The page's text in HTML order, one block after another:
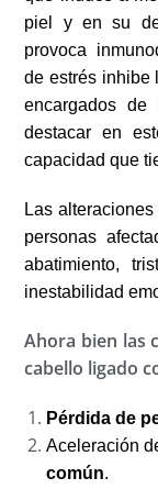
piel y en su
provoca
de estrés inhibe
encargados de
destacar en
capacidad que
Las
personas
abatimiento,
inestabilidad
Ahora bien las
cabello ligado
Pérdida de
Aceleración
común.